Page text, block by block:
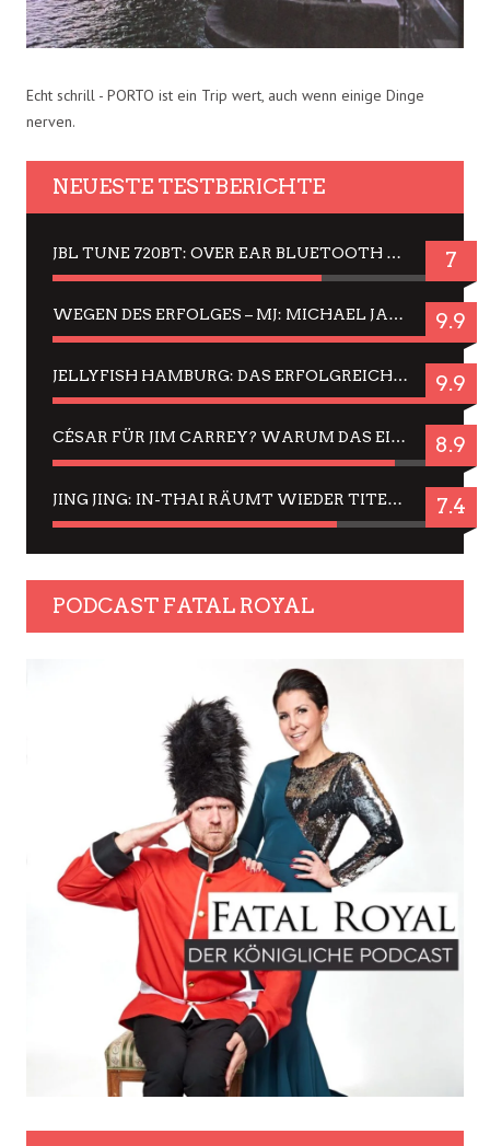
Echt schrill - PORTO ist ein Trip wert, auch wenn einige Dinge
nerven.
NEUESTE TESTBERICHTE
JBL TUNE 720BT: OVER EAR BLUETOOTH KOPFHÖRER UM DIE 50,-€ IM DAUER-TEST 7
WEGEN DES ERFOLGES – MJ: MICHAEL JACKSON MUSICAL IN EINER MATINEE SEHEN 9.9
JELLYFISH HAMBURG: DAS ERFOLGREICHE SOMMER-MENÜ 2025 IN GEFÜHLEN UND BILDERN 9.9
CÉSAR FÜR JIM CARREY? WARUM DAS EINER DER NERVIGSTEN ACTORS IST UND BLEIBT 8.9
JING JING: IN-THAI RÄUMT WIEDER TITEL AB – EIN ZWEI-STUNDEN-ERLEBNISBERICHT 7.4
PODCAST FATAL ROYAL